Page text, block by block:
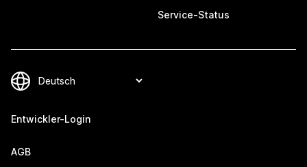
Service-Status
Entwickler-Login
AGB